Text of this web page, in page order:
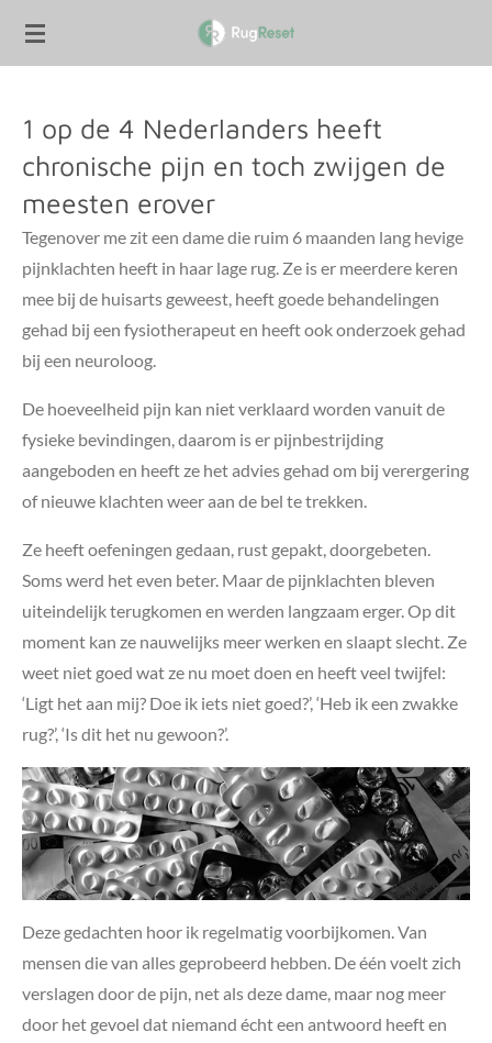
Ga
de
hoofdinhoud
1 op de 4 Nederlanders heeft
chronische pijn en toch zwijgen de
meesten erover
Tegenover me zit een dame die ruim 6 maanden lang hevige
pijnklachten heeft in haar lage rug. Ze is er meerdere keren
mee bij de huisarts geweest, heeft goede behandelingen
gehad bij een fysiotherapeut en heeft ook onderzoek gehad
bij een neuroloog.
De hoeveelheid pijn kan niet verklaard worden vanuit de
fysieke bevindingen, daarom is er pijnbestrijding
aangeboden en heeft ze het advies gehad om bij verergering
of nieuwe klachten weer aan de bel te trekken.
Ze heeft oefeningen gedaan, rust gepakt, doorgebeten.
Soms werd het even beter. Maar de pijnklachten bleven
uiteindelijk terugkomen en werden langzaam erger. Op dit
moment kan ze nauwelijks meer werken en slaapt slecht. Ze
weet niet goed wat ze nu moet doen en heeft veel twijfel:
‘Ligt het aan mij? Doe ik iets niet goed?’, ‘Heb ik een zwakke
rug?’, ‘Is dit het nu gewoon?’.
Deze gedachten hoor ik regelmatig voorbijkomen. Van
mensen die van alles geprobeerd hebben. De één voelt zich
verslagen door de pijn, net als deze dame, maar nog meer
door het gevoel dat niemand écht een antwoord heeft en